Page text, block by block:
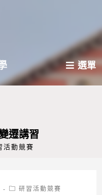
選單
遷講習
活動競賽
Post研習活動競賽